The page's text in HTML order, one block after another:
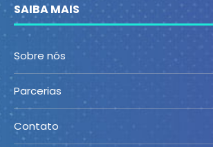
SAIBA MAIS
Sobre nós
Parcerias
Contato